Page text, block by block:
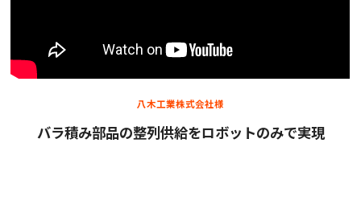
八木工業株式会社様
バラ積み部品の整列供給をロボットのみで実現